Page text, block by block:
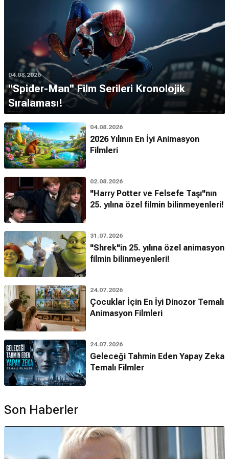
04.08.2026
''Spider-Man'' Film Serileri Kronolojik
Sıralaması!
04.08.2026
2026 Yılının En İyi Animasyon
Filmleri
02.08.2026
"Harry Potter ve Felsefe Taşı"nın
25. yılına özel filmin bilinmeyenleri!
31.07.2026
"Shrek"in 25. yılına özel animasyon
filmin bilinmeyenleri!
24.07.2026
Çocuklar İçin En İyi Dinozor Temalı
Animasyon Filmleri
24.07.2026
Geleceği Tahmin Eden Yapay Zeka
Temalı Filmler
Son Haberler